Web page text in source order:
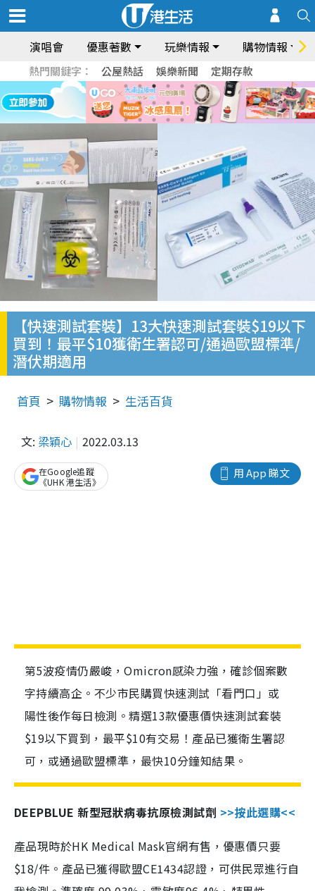
演唱會 優惠著數 玩樂情報 購物情報
熱門關鍵字： 公屋熱話 娛樂新聞 定期存款
【快速測試套裝】13大快速測試套裝$19以下
買到！最平$10獲衛生署認可/通過歐盟標準/
潛伏期適用
首頁 購物情報 生活百貨
文: 梁穎心 2022.03.13
用 App 睇文
在Google追蹤
《UHK 港生活》
第5波疫情仍嚴峻，Omicron感染力強，確診個案數
字持續高企。不少市民購買快速測試「看門口」或
陽性後作每日檢測。精選13款優惠價快速測試套裝
$19以下買到，最平$10有交易！產品已獲衛生署認
可，或通過歐盟標準，最快10分鐘知結果。
DEEPBLUE 新型冠狀病毒抗原檢測試劑 >>按此選購<<
產品現時於HK Medical Mask官網有售，優惠價只要
$18/件。產品已獲得歐盟CE1434認證，可供民眾進行自